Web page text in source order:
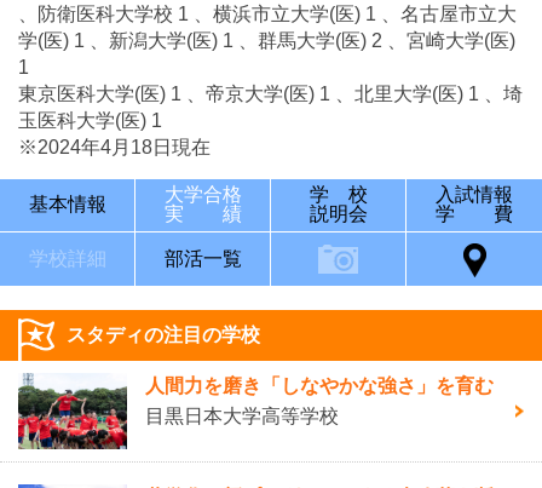
、防衛医科大学校 1 、横浜市立大学(医) 1 、名古屋市立大
学(医) 1 、新潟大学(医) 1 、群馬大学(医) 2 、宮崎大学(医)
1
東京医科大学(医) 1 、帝京大学(医) 1 、北里大学(医) 1 、埼
玉医科大学(医) 1
※2024年4月18日現在
基本情報
大学合格
実 績
学 校
説明会
入試情報
学 費
学校詳細 部活一覧
スタディの注目の学校
人間力を磨き「しなやかな強さ」を育む
目黒日本大学高等学校